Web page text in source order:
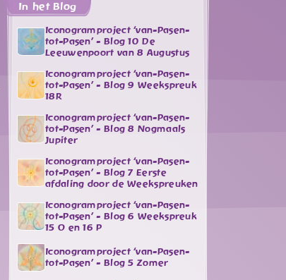
In het Blog
Iconogramproject ‘van-Pasen-
tot-Pasen’ - Blog 10 De
Leeuwenpoort van 8 Augustus
Iconogramproject ‘van-Pasen-
tot-Pasen’ - Blog 9 Weekspreuk
18R
Iconogramproject ‘van-Pasen-
tot-Pasen’ - Blog 8 Nogmaals
Jupiter
Iconogramproject ‘van-Pasen-
tot-Pasen’ - Blog 7 Eerste
afdaling door de Weekspreuken
Iconogramproject ‘van-Pasen-
tot-Pasen’ - Blog 6 Weekspreuk
15 O en 16 P
Iconogramproject ‘van-Pasen-
tot-Pasen’ - Blog 5 Zomer